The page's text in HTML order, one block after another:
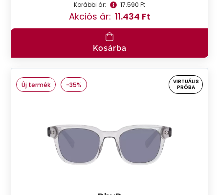
Korábbi ár: 17.590 Ft
Akciós ár: 11.434 Ft
Kosárba
Új termék -35%
VIRTUÁLIS
PRÓBA